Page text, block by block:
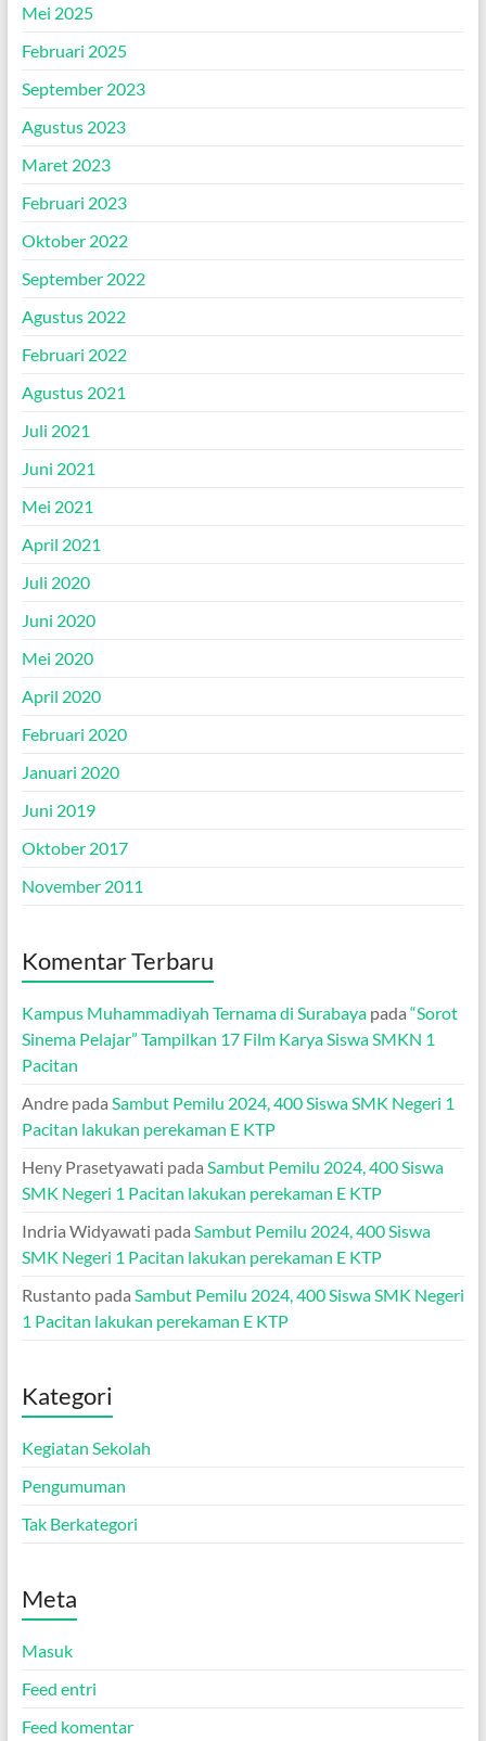
Mei 2025
Februari 2025
September 2023
Agustus 2023
Maret 2023
Februari 2023
Oktober 2022
September 2022
Agustus 2022
Februari 2022
Agustus 2021
Juli 2021
Juni 2021
Mei 2021
April 2021
Juli 2020
Juni 2020
Mei 2020
April 2020
Februari 2020
Januari 2020
Juni 2019
Oktober 2017
November 2011
Komentar Terbaru
Kampus Muhammadiyah Ternama di Surabayapada “Sorot
Sinema Pelajar” Tampilkan 17 Film Karya Siswa SMKN 1
Pacitan
Andrepada Sambut Pemilu 2024, 400 Siswa SMK Negeri 1
Pacitan lakukan perekaman E KTP
Heny Prasetyawati pada Sambut Pemilu 2024, 400 Siswa
SMK Negeri 1 Pacitan lakukan perekaman E KTP
Indria Widyawati pada Sambut Pemilu 2024, 400 Siswa
SMK Negeri 1 Pacitan lakukan perekaman E KTP
Rustantopada Sambut Pemilu 2024, 400 Siswa SMK Negeri
1 Pacitan lakukan perekaman E KTP
Kategori
Kegiatan Sekolah
Pengumuman
Tak Berkategori
Meta
Masuk
Feed entri
Feed komentar